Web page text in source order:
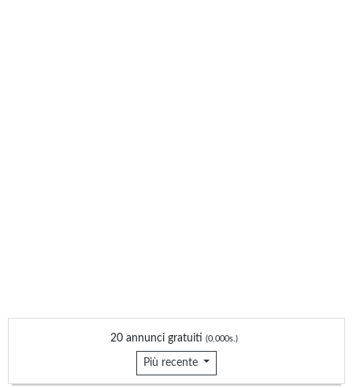
20 annunci gratuiti (0,000s.)
Più recente